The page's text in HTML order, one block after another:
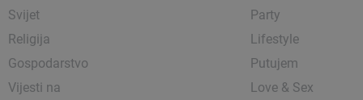
Svijet
Religija
Gospodarstvo
Vijesti na
Party
Lifestyle
Putujem
Love & Sex